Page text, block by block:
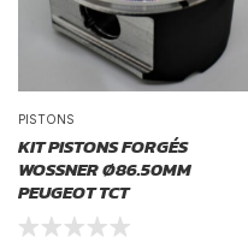
PISTONS
KIT PISTONS FORGÉS
WOSSNER Ø86.50MM
PEUGEOT TCT